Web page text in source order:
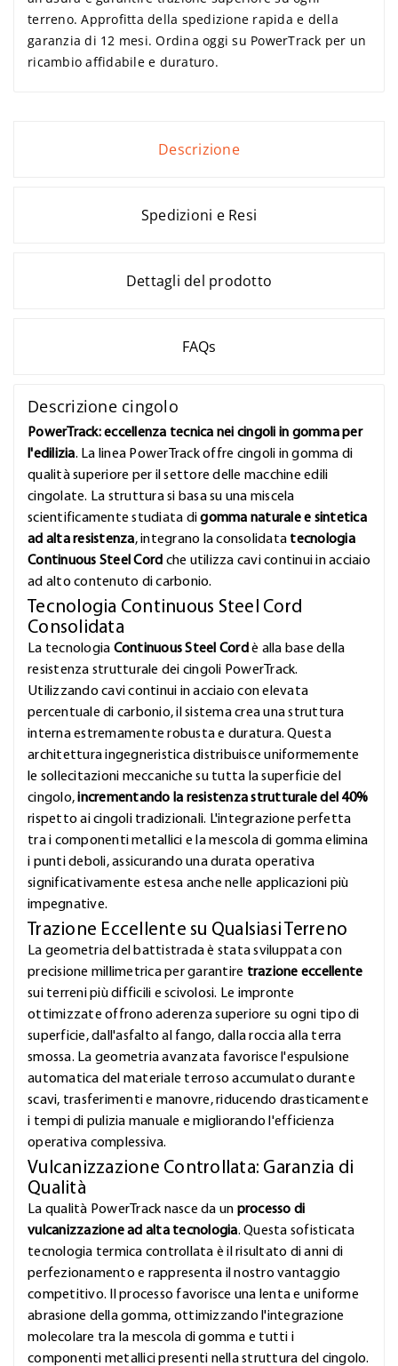
terreno. Approfitta della spedizione rapida e della
garanzia di 12 mesi. Ordina oggi su PowerTrack per un
ricambio affidabile e duraturo.
Descrizione
Spedizioni e Resi
Dettagli del prodotto
FAQs
Descrizione cingolo
PowerTrack: eccellenza tecnica nei cingoli in gomma per
l'edilizia. La linea PowerTrack offre cingoli in gomma di
qualità superiore per il settore delle macchine edili
cingolate. La struttura si basa su una miscela
scientificamente studiata digomma naturale e sintetica
ad alta resistenza, integrano la consolidata tecnologia
Continuous Steel Cord che utilizza cavi continui in acciaio
ad alto contenuto di carbonio.
Tecnologia Continuous Steel Cord
Consolidata
La tecnologia Continuous Steel Cord è alla base della
resistenza strutturale dei cingoli PowerTrack.
Utilizzando cavi continui in acciaio con elevata
percentuale di carbonio, il sistema crea una struttura
interna estremamente robusta e duratura. Questa
architettura ingegneristica distribuisce uniformemente
le sollecitazioni meccaniche su tutta la superficie del
cingolo,incrementando la resistenza strutturale del 40%
rispetto ai cingoli tradizionali. L'integrazione perfetta
tra i componenti metallici e la mescola di gomma elimina
i punti deboli, assicurando una durata operativa
significativamente estesa anche nelle applicazioni più
impegnative.
Trazione Eccellente su Qualsiasi Terreno
La geometria del battistrada è stata sviluppata con
precisione millimetrica per garantire trazione eccellente
sui terreni più difficili e scivolosi. Le impronte
ottimizzate offrono aderenza superiore su ogni tipo di
superficie, dall'asfalto al fango, dalla roccia alla terra
smossa. La geometria avanzata favorisce l'espulsione
automatica del materiale terroso accumulato durante
scavi, trasferimenti e manovre, riducendo drasticamente
i tempi di pulizia manuale e migliorando l'efficienza
operativa complessiva.
Vulcanizzazione Controllata: Garanzia di
Qualità
La qualità PowerTrack nasce da un processo di
vulcanizzazione ad alta tecnologia. Questa sofisticata
tecnologia termica controllata è il risultato di anni di
perfezionamento e rappresenta il nostro vantaggio
competitivo. Il processo favorisce una lenta e uniforme
abrasione della gomma, ottimizzando l'integrazione
molecolare tra la mescola di gomma e tutti i
componenti metallici presenti nella struttura del cingolo.